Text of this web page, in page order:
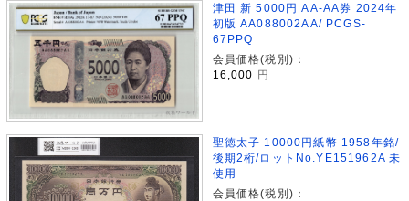
津田 新 5000円 AA-AA券 2024年
初版 AA088002AA/ PCGS-
67PPQ
会員価格(税別)：
16,000 円
聖徳太子 10000円紙幣 1958年銘/
後期2桁/ロットNo.YE151962A 未
使用
会員価格(税別)：